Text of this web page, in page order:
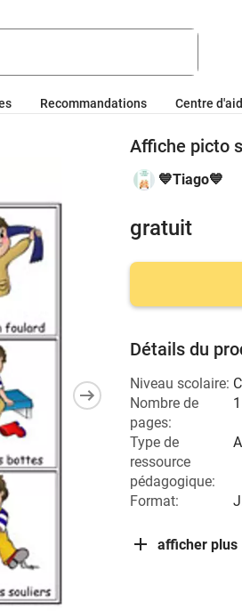
Recommandations Centre
Affiche picto
💙Tiago💙
gratuit
Détails du
Niveau scolaire:
Nombre de
pages:
Type de
ressource
pédagogique:
Format:
afficher plus